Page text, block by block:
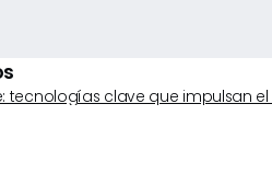
tecnologías clave que impulsan